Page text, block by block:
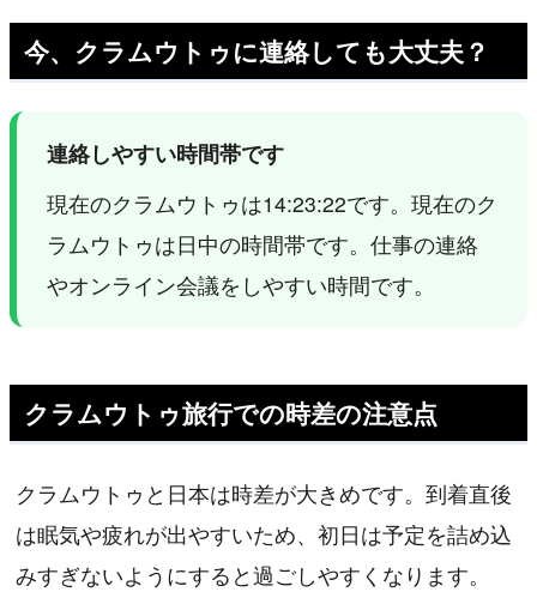
今、クラムウトゥに連絡しても大丈夫？
連絡しやすい時間帯です
現在のクラムウトゥは14:23:22です。現在のク
ラムウトゥは日中の時間帯です。仕事の連絡
やオンライン会議をしやすい時間です。
クラムウトゥ旅行での時差の注意点
クラムウトゥと日本は時差が大きめです。到着直後
は眠気や疲れが出やすいため、初日は予定を詰め込
みすぎないようにすると過ごしやすくなります。